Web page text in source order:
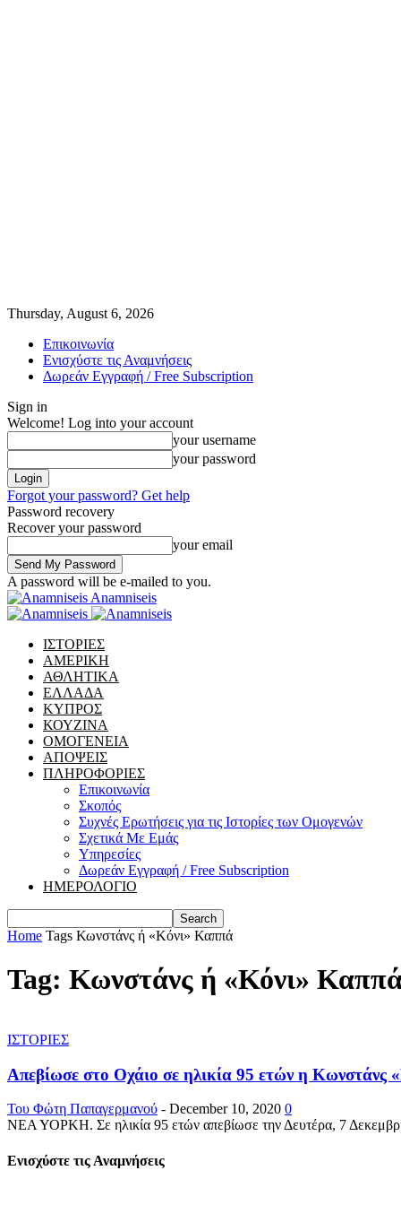
Thursday, August 6, 2026
Επικοινωνία
Ενισχύστε τις Αναμνήσεις
Δωρεάν Εγγραφή / Free Subscription
Sign in
Welcome! Log into your account
your username
your password
Forgot your password? Get help
Password recovery
Recover your password
your email
A password will be e-mailed to you.
Anamniseis
ΙΣΤΟΡΙΕΣ
ΑΜΕΡΙΚΗ
ΑΘΛΗΤΙΚΑ
ΕΛΛΑΔΑ
ΚΥΠΡΟΣ
ΚΟΥΖΙΝΑ
ΟΜΟΓΕΝΕΙΑ
ΑΠΟΨΕΙΣ
ΠΛΗΡΟΦΟΡΙΕΣ
Επικοινωνία
Σκοπός
Συχνές Ερωτήσεις για τις Ιστορίες των Ομογενών
Σχετικά Με Εμάς
Υπηρεσίες
Δωρεάν Εγγραφή / Free Subscription
ΗΜΕΡΟΛΟΓΙΟ
Home Tags Κωνστάνς ή «Κόνι» Καππά
Tag: Κωνστάνς ή «Κόνι»
ΙΣΤΟΡΙΕΣ
Απεβίωσε στο Οχάιο σε ηλικία 95 ετών η Κωνστάνς
Του Φώτη Παπαγερμανού - December 10, 2020 0
ΝΕΑ ΥΟΡΚΗ. Σε ηλικία 95 ετών απεβίωσε την Δευτέρα, 7
Ενισχύστε τις Αναμνήσεις